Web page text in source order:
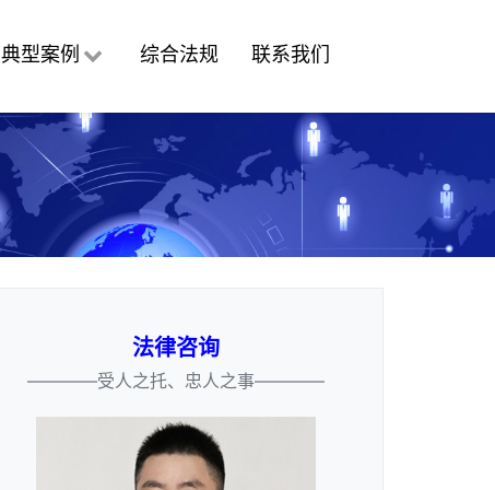
典型案例 综合法规 联系我们
法律咨询
————受人之托、忠人之事————